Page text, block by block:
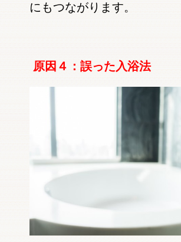
にもつながります。
原因４：誤った入浴法